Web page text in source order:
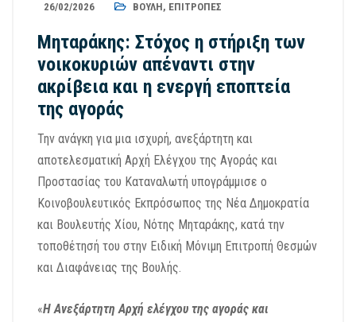
26/02/2026 ΒΟΥΛΉ, ΕΠΙΤΡΟΠΈΣ
Μηταράκης: Στόχος η στήριξη των
νοικοκυριών απέναντι στην
ακρίβεια και η ενεργή εποπτεία
της αγοράς
Την ανάγκη για μια ισχυρή, ανεξάρτητη και
αποτελεσματική Αρχή Ελέγχου της Αγοράς και
Προστασίας του Καταναλωτή υπογράμμισε ο
Κοινοβουλευτικός Εκπρόσωπος της Νέα Δημοκρατία
και Βουλευτής Χίου, Νότης Μηταράκης, κατά την
τοποθέτησή του στην Ειδική Μόνιμη Επιτροπή Θεσμών
και Διαφάνειας της Βουλής.
«Η Ανεξάρτητη Αρχή ελέγχου της αγοράς και